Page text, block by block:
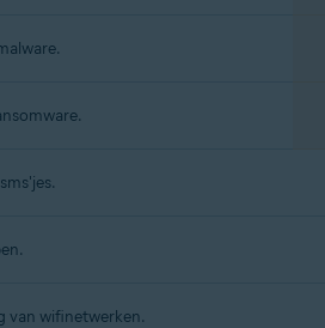
.
.
van wifinetwerken.